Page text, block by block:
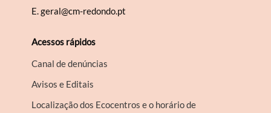
E.geral@cm-redondo.pt
Acessos rápidos
Canal de denúncias
Avisos e Editais
Localização dos Ecocentros e o horário de